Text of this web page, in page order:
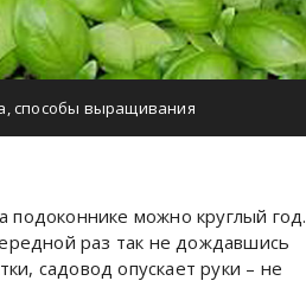
,способы выращивания
можно круглый год.
раз так не дождавшись
садовод опускает руки – не